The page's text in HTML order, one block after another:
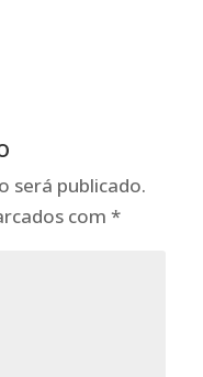
será publicado.
com *